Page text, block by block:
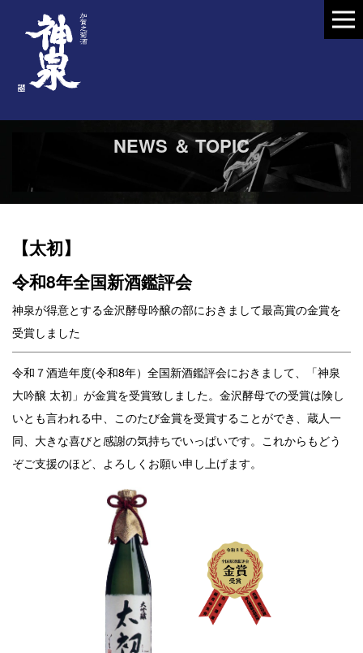
NEWS ＆ TOPIC
【太初】
令和8年全国新酒鑑評会
神泉が得意とする金沢酵母吟醸の部におきまして最高賞の金賞を
受賞しました
令和７酒造年度(令和8年）全国新酒鑑評会におきまして、「神泉
大吟醸 太初」が金賞を受賞致しました。金沢酵母での受賞は険し
いとも言われる中、このたび金賞を受賞することができ、蔵人一
同、大きな喜びと感謝の気持ちでいっぱいです。 これからもどう
ぞご支援のほど、よろしくお願い申し上げます。